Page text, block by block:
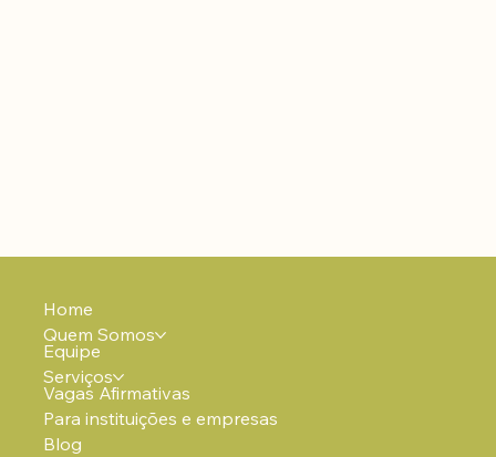
Home
Quem Somos
Equipe
Serviços
Vagas Afirmativas
Para instituições e empresas
Blog